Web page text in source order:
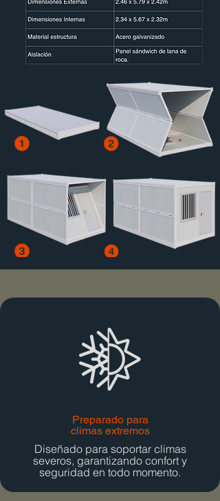
Preparado para
climas extremos
Diseñado para soportar climas
severos, garantizando confort y
seguridad en todo momento.